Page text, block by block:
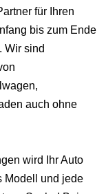
für Ihren
bis zum Ende
Wir sind
auch ohne
wird Ihr Auto
Modell und jede